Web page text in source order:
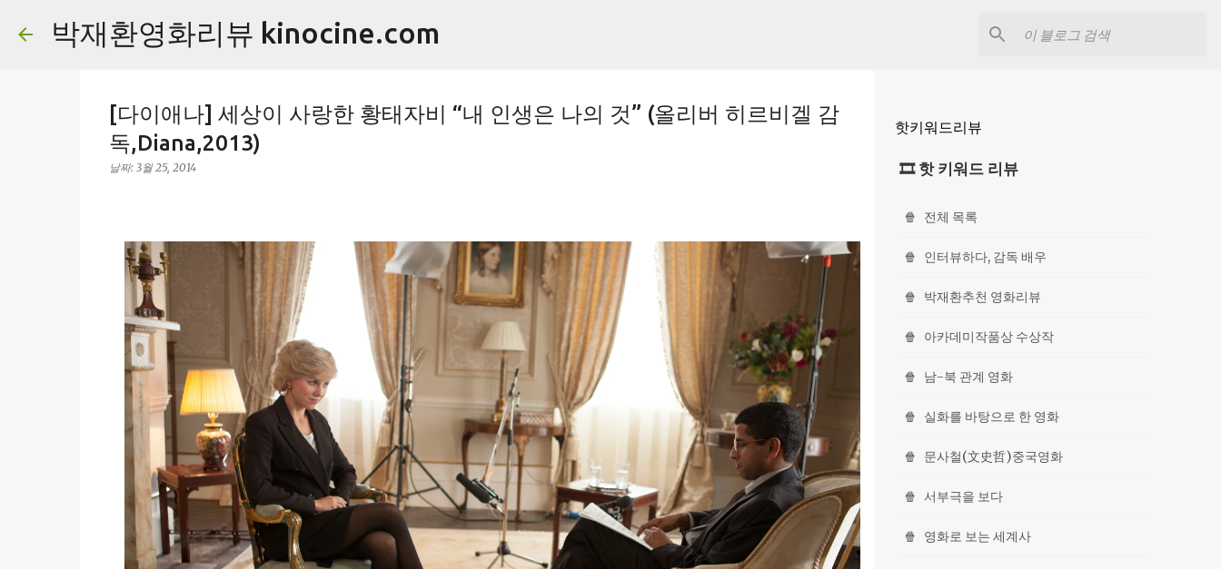
박재환영화리뷰 kinocine.com
[다이애나] 세상이 사랑한 황태자비 “내 인생은 나의 것” (올리버 히르비겔 감
독,Diana,2013)
날짜: 3월 25, 2014
핫키워드리뷰
🎞 핫 키워드 리뷰
🍿 전체 목록
🍿 인터뷰하다, 감독 배우
🍿 박재환추천 영화리뷰
🍿 아카데미작품상 수상작
🍿 남-북 관계 영화
🍿 실화를 바탕으로 한 영화
🍿 문사철(文史哲)중국영화
🍿 서부극을 보다
🍿 영화로 보는 세계사